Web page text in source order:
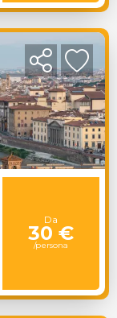
Da
30 €
/persona